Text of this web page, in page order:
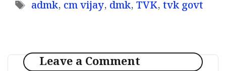
Tags
admk, cm vijay, dmk,TVK,tvk govt
Leave a Comment